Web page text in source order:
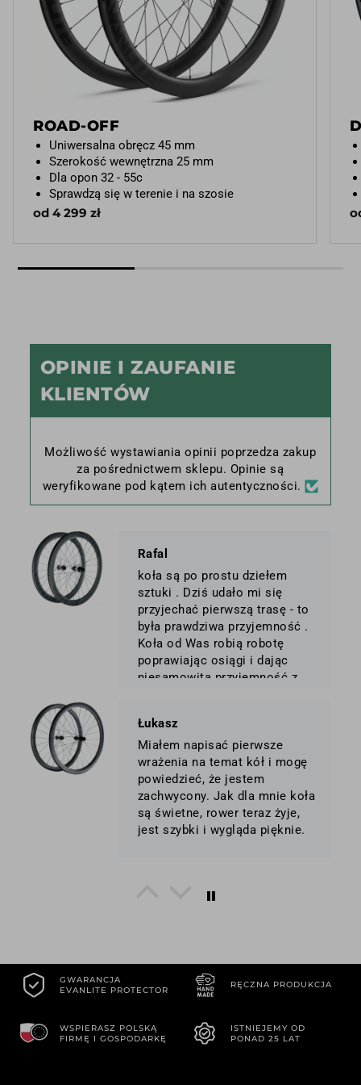
ROAD-OFF
Uniwersalna obręcz 45 mm
Szerokość wewnętrzna 25 mm
Dla opon 32 - 55c
Sprawdzą się w terenie i na szosie
od 4 299 zł
OPINIE I ZAUFANIE
KLIENTÓW
Możliwość wystawiania opinii poprzedza zakup
za pośrednictwem sklepu. Opinie są
weryfikowane pod kątem ich autentyczności.
Rafal
koła są po prostu dziełem
sztuki . Dziś udało mi się
przyjechać pierwszą trasę - to
była prawdziwa przyjemność .
Koła od Was robią robotę
poprawiając osiągi i dając
niesamowitą przyjemność z
stworzyła polska firma
Łukasz
Miałem napisać pierwsze
wrażenia na temat kół i mogę
powiedzieć, że jestem
zachwycony. Jak dla mnie koła
są świetne, rower teraz żyje,
jest szybki i wygląda pięknie.
Rower wygląda absolutnie
fenomenalnie, a na drodze
robią jeszcze większą robotę.
czuć wyraźnie, jak „ciągną do
GWARANCJA
EVANLITE PROTECTOR
RĘCZNA PRODUKCJA
WSPIERASZ POLSKĄ
FIRMĘ I GOSPODARKĘ
ISTNIEJEMY OD
PONAD 25 LAT